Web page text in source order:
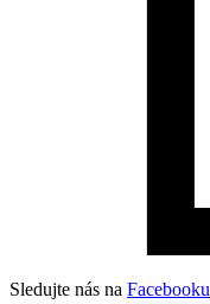
Sledujte nás na Facebooku